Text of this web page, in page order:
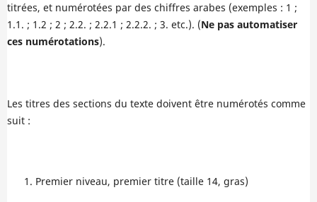
titrées, et numérotées par des chiffres arabes (exemples : 1 ;
1.1. ; 1.2 ; 2 ; 2.2. ; 2.2.1 ; 2.2.2. ; 3. etc.). (Ne pas automatiser
ces numérotations).
Les titres des sections du texte doivent être numérotés comme
suit :
Premier niveau, premier titre (taille 14, gras)